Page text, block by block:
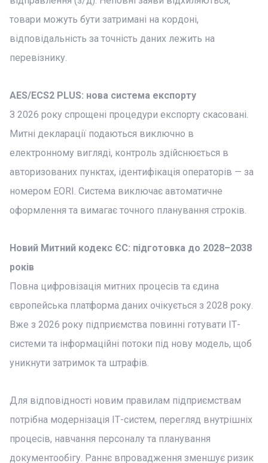
товари можуть бути затримані на кордоні,
відповідальність за точність даних лежить на
перевізнику.
AES/ECS2 PLUS: нова система експорту
З 2026 року спрощені процедури експорту скасовані.
Митні декларації подаються виключно в
електронному вигляді, контроль здійснюється в
авторизованих пунктах, ідентифікація операторів — за
номером EORI. Система виключає автоматичне
оформлення та вимагає точного планування строків.
Новий Митний кодекс ЄС: підготовка до 2028–2038
років
Повна цифровізація митних процесів та єдина
європейська платформа даних очікується з 2028 року.
Вже з 2026 року підприємства повинні готувати ІТ-
системи та інформаційні потоки під нову модель, щоб
уникнути затримок та штрафів.
Для відповідності новим правилам підприємствам
потрібна модернізація ІТ-систем, перегляд внутрішніх
процесів, навчання персоналу та планування
документообігу. Раннє впровадження зменшує ризик